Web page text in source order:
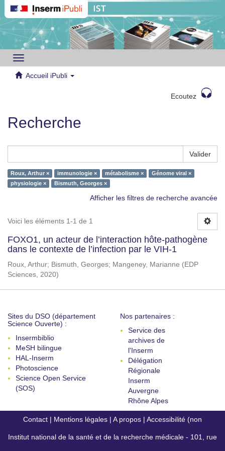
Toggle
navigation
Accueil iPubli
Ecoutez
Recherche
Valider
Roux, Arthur × immunologie × métabolisme ×
Génome viral ×
physiologie ×
Bismuth, Georges ×
Afficher les filtres de recherche avancée
Voici les éléments 1-1 de 1
FOXO1, un acteur de l’interaction hôte-pathogène
dans le contexte de l’infection par le VIH-1
Roux, Arthur; Bismuth, Georges; Mangeney, Marianne (EDP
Sciences, 2020)
Sites du DSO (département
Science Ouverte) :
Insermbiblio
MeSH bilingue
HAL-Inserm
Photoscience
Science Open Service
(SOS)
Nos partenaires :
Service des
archives de
l'Inserm
Délégation
Régionale
Inserm
Auvergne
Rhône Alpes
Contact | Mentions légales | A propos | Accessibilité (non
conforme)
Institut national de la santé et de la recherche médicale - 101, rue